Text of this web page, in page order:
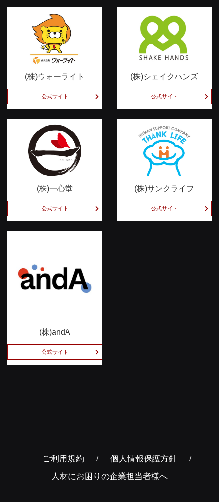
(株)ウォーライト
公式サイト
(株)シェイクハンズ
公式サイト
(株)一心堂
公式サイト
(株)サンクライフ
公式サイト
(株)andA
公式サイト
ご利用規約
個人情報保護方針
人材にお困りの企業担当者様へ